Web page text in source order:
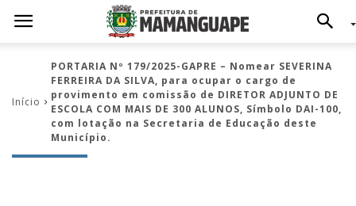
Início
PORTARIA Nº 179/2025-GAPRE – Nomear SEVERINA
FERREIRA DA SILVA, para ocupar o cargo de
provimento em comissão de DIRETOR ADJUNTO DE
ESCOLA COM MAIS DE 300 ALUNOS, Símbolo DAI-100,
com lotação na Secretaria de Educação deste
Município.